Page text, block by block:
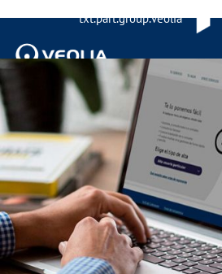
txt.part.group.veolia